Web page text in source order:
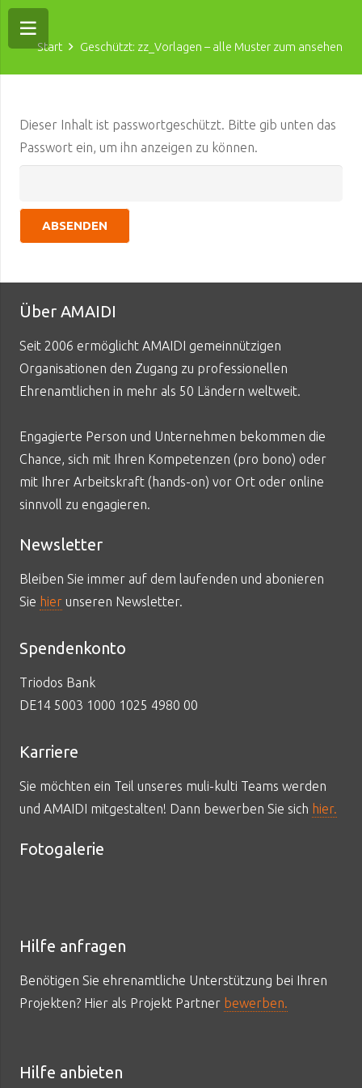
Start Geschützt: zz_Vorlagen – alle Muster zum ansehen
Dieser Inhalt ist passwortgeschützt. Bitte gib unten das
Passwort ein, um ihn anzeigen zu können.
Über AMAIDI
Seit 2006 ermöglicht AMAIDI gemeinnützigen
Organisationen den Zugang zu professionellen
Ehrenamtlichen in mehr als 50 Ländern weltweit.
Engagierte Person und Unternehmen bekommen die
Chance, sich mit Ihren Kompetenzen (pro bono) oder
mit Ihrer Arbeitskraft (hands-on) vor Ort oder online
sinnvoll zu engagieren.
Newsletter
Bleiben Sie immer auf dem laufenden und abonieren
Sie hier unseren Newsletter.
Spendenkonto
Triodos Bank
DE14 5003 1000 1025 4980 00
Karriere
Sie möchten ein Teil unseres muli-kulti Teams werden
und AMAIDI mitgestalten! Dann bewerben Sie sich hier.
Fotogalerie
Hilfe anfragen
Benötigen Sie ehrenamtliche Unterstützung bei Ihren
Projekten? Hier als Projekt Partner bewerben.
Hilfe anbieten